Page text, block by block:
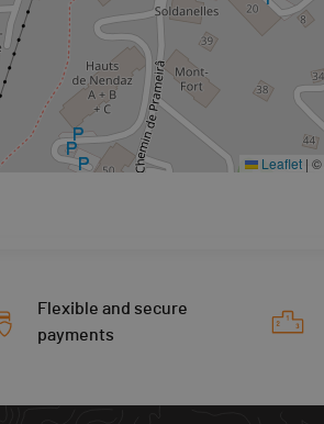
Leaflet | ©
Flexible and secure
payments